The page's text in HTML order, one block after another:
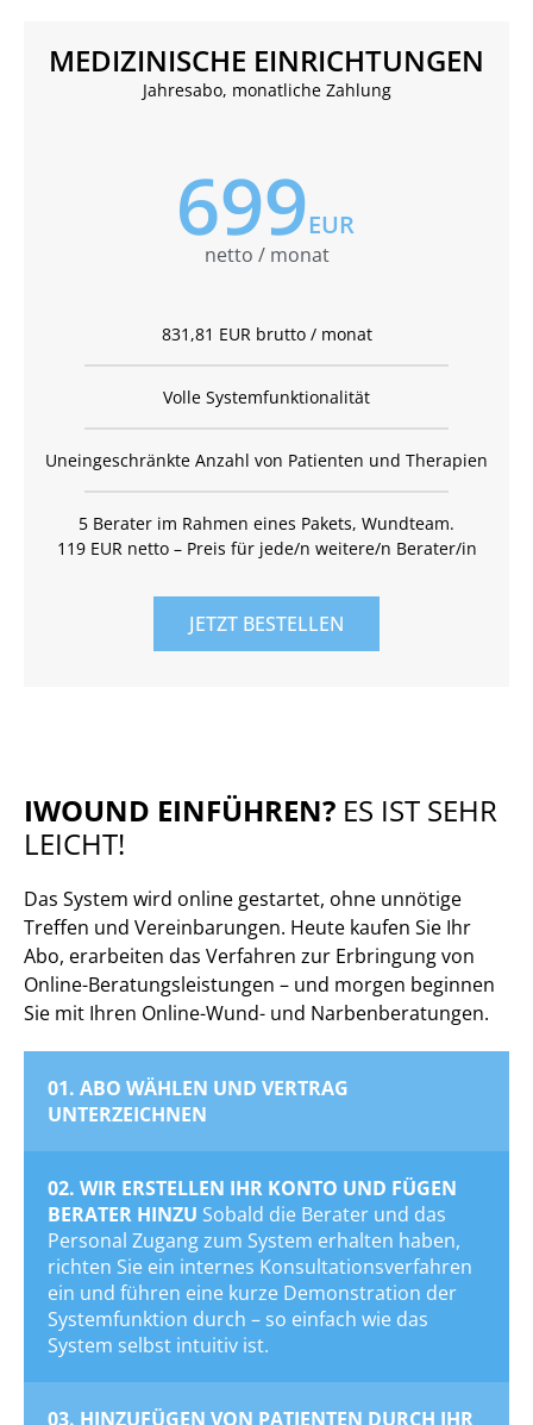
MEDIZINISCHE EINRICHTUNGEN
Jahresabo, monatliche Zahlung
699EUR
netto / monat
831,81 EUR brutto / monat
Volle Systemfunktionalität
Uneingeschränkte Anzahl von Patienten und Therapien
5 Berater im Rahmen eines Pakets, Wundteam.
119 EUR netto – Preis für jede/n weitere/n Berater/in
JETZT BESTELLEN
IWOUND EINFÜHREN? ES IST SEHR
LEICHT!
Das System wird online gestartet, ohne unnötige
Treffen und Vereinbarungen. Heute kaufen Sie Ihr
Abo, erarbeiten das Verfahren zur Erbringung von
Online-Beratungsleistungen – und morgen beginnen
Sie mit Ihren Online-Wund- und Narbenberatungen.
01. ABO WÄHLEN UND VERTRAG
UNTERZEICHNEN
02. WIR ERSTELLEN IHR KONTO UND FÜGEN
BERATER HINZU Sobald die Berater und das
Personal Zugang zum System erhalten haben,
richten Sie ein internes Konsultationsverfahren
ein und führen eine kurze Demonstration der
Systemfunktion durch – so einfach wie das
System selbst intuitiv ist.
03. HINZUFÜGEN VON PATIENTEN DURCH IHR